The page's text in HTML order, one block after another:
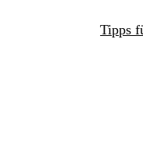
Tipps